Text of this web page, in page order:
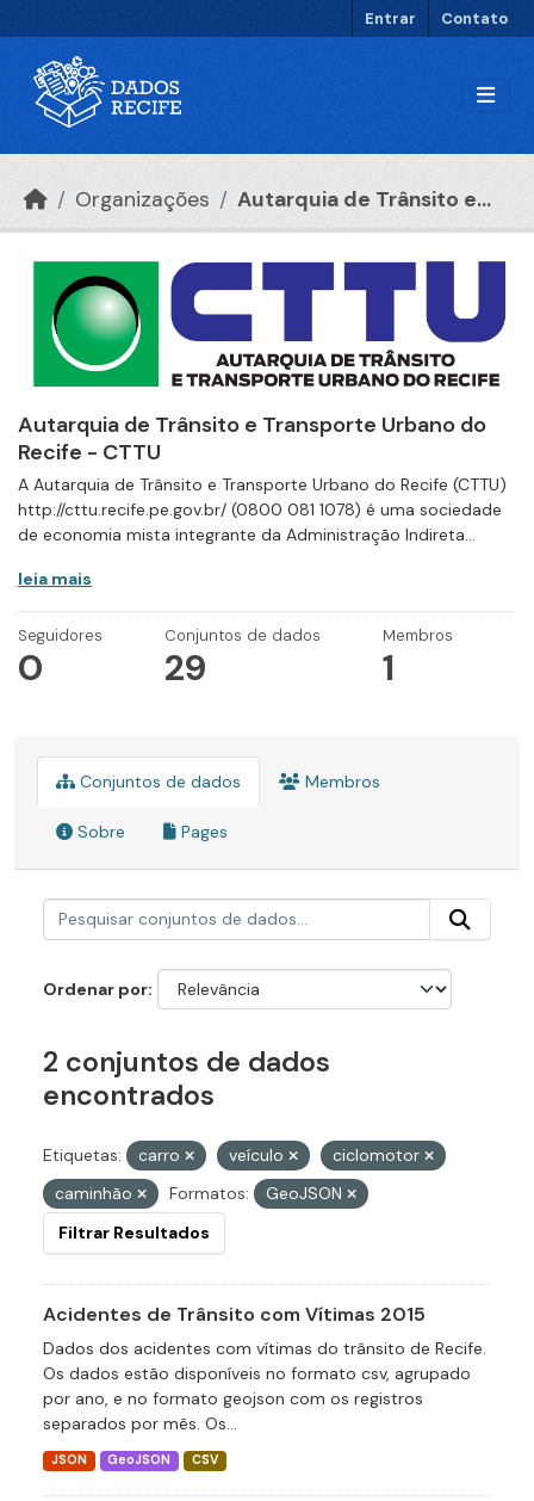
Entrar Contato
Organizações Autarquia de Trânsito e...
Autarquia de Trânsito e Transporte Urbano do
Recife - CTTU
A Autarquia de Trânsito e Transporte Urbano do Recife (CTTU)
http://cttu.recife.pe.gov.br/ (0800 081 1078) é uma sociedade
de economia mista integrante da Administração Indireta...
leia mais
Seguidores
0
Conjuntos de dados
29
Membros
1
Conjuntos de dados Membros
Sobre Pages
Ordenar por
2 conjuntos de dados
encontrados
Etiquetas: carro veículo
ciclomotor
caminhão
Formatos:
GeoJSON
Filtrar Resultados
Acidentes de Trânsito com Vítimas 2015
Dados dos acidentes com vítimas do trânsito de Recife.
Os dados estão disponíveis no formato csv, agrupado
por ano, e no formato geojson com os registros
separados por mês. Os...
JSON GeoJSON CSV